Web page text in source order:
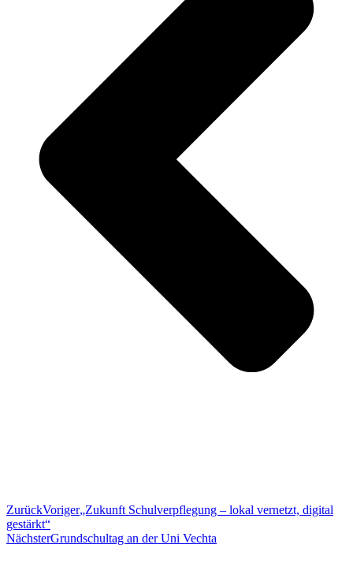
ZurückVoriger„Zukunft Schulverpflegung – lokal vernetzt, digital
gestärkt“
NächsterGrundschultag an der Uni Vechta